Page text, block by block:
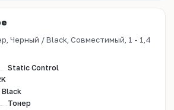
Черный / Black, Совместимый, 1 - 1,4
Static Control
Тонер